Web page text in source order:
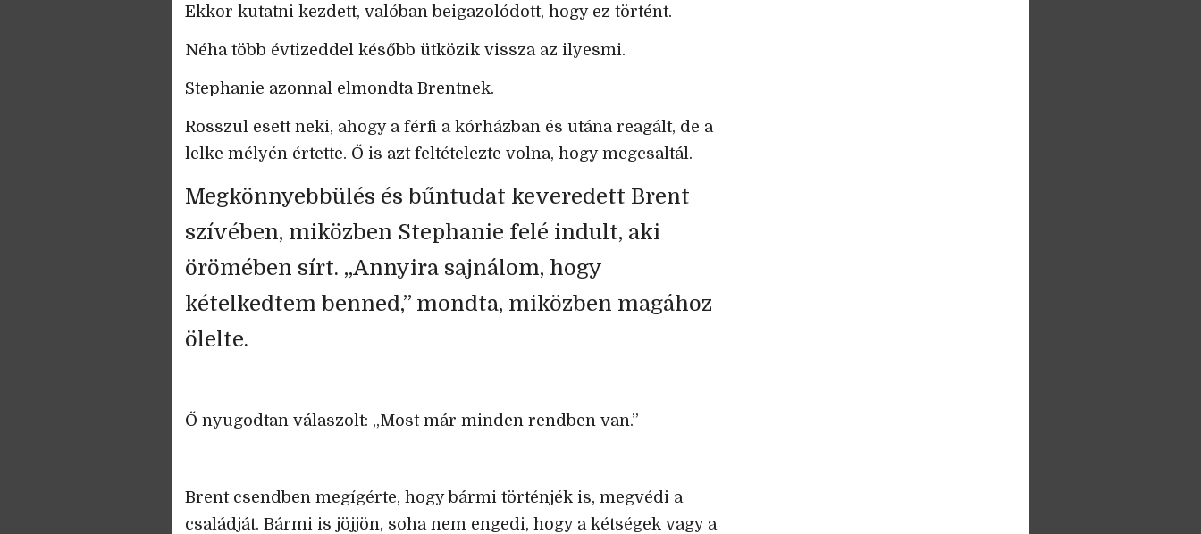
Ekkor kutatni kezdett, valóban beigazolódott, hogy ez történt.
Néha több évtizeddel később ütközik vissza az ilyesmi.
Stephanie azonnal elmondta Brentnek.
Rosszul esett neki, ahogy a férfi a kórházban és utána reagált, de a
lelke mélyén értette. Ő is azt feltételezte volna, hogy megcsaltál.
Megkönnyebbülés és bűntudat keveredett Brent
szívében, miközben Stephanie felé indult, aki
örömében sírt. „Annyira sajnálom, hogy
kételkedtem benned,” mondta, miközben magához
ölelte.
Ő nyugodtan válaszolt: „Most már minden rendben van.”
Brent csendben megígérte, hogy bármi történjék is, megvédi a
családját. Bármi is jöjjön, soha nem engedi, hogy a kétségek vagy a